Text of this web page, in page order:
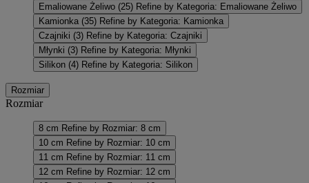
Emaliowane Żeliwo (25) Refine by Kategoria: Emaliowane Żeliwo
Kamionka (35) Refine by Kategoria: Kamionka
Czajniki (3) Refine by Kategoria: Czajniki
Młynki (3) Refine by Kategoria: Młynki
Silikon (4) Refine by Kategoria: Silikon
Rozmiar
Rozmiar
8 cm Refine by Rozmiar: 8 cm
10 cm Refine by Rozmiar: 10 cm
11 cm Refine by Rozmiar: 11 cm
12 cm Refine by Rozmiar: 12 cm